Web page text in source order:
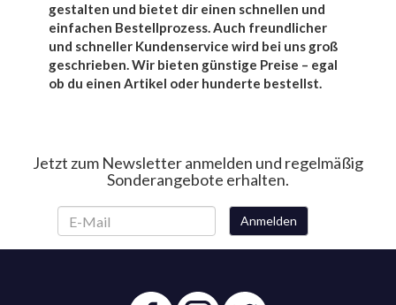
gestalten und bietet dir einen schnellen und
einfachen Bestellprozess. Auch freundlicher
und schneller Kundenservice wird bei uns groß
geschrieben. Wir bieten günstige Preise – egal
ob du einen Artikel oder hunderte bestellst.
Jetzt zum Newsletter anmelden und regelmäßig
Sonderangebote erhalten.
Anmelden